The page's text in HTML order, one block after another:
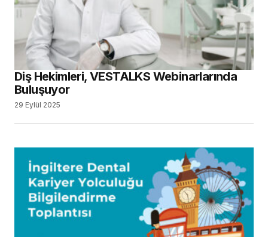
Diş Hekimleri, VESTALKS Webinarlarında
Buluşuyor
29 Eylül 2025